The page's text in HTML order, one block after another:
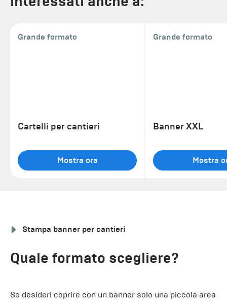
Grande formato
Cartelli per cantieri
Mostra ora
Grande formato
Banner XXL
Mostra
Stampa banner per cantieri
Quale formato scegliere?
Se desideri coprire con un banner solo una piccola area